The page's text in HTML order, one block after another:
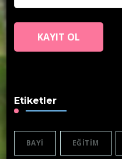
Etiketler
BAYI EĞITIM